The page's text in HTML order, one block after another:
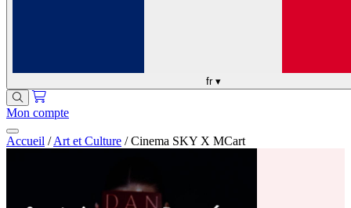
fr ▾
Mon compte
Accueil / Art et Culture / Cinema SKY X MCart